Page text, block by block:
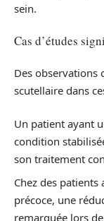
sein.
Cas d’études
Des observations
scutellaire dans
Un patient ayant
condition
son traitement
Chez des
précoce, une
remarquée lors